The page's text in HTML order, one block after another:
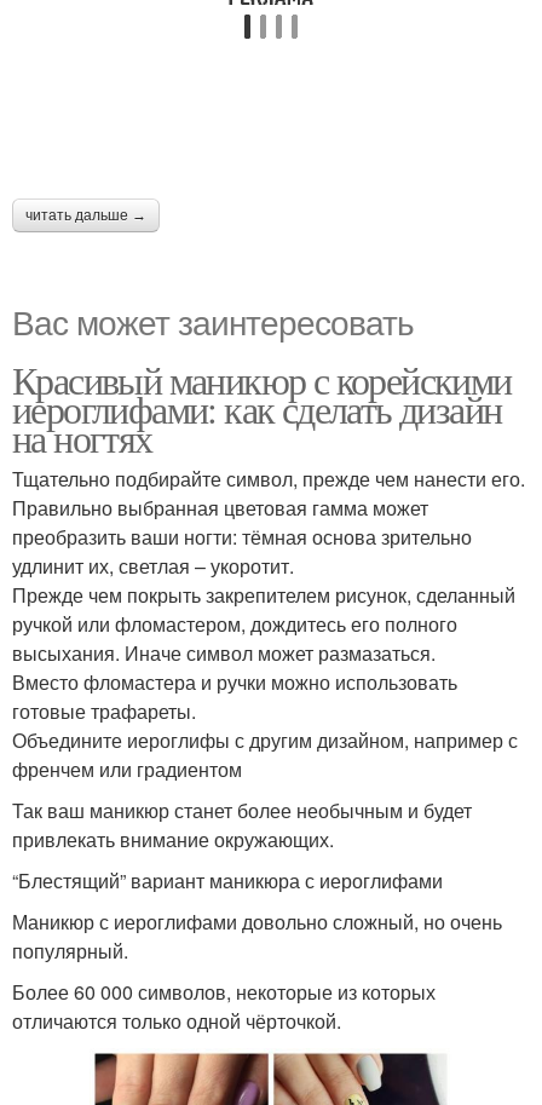
читать дальше →
Вас может заинтересовать
Красивый маникюр с корейскими
иероглифами: как сделать дизайн
на ногтях
Тщательно подбирайте символ, прежде чем нанести его.
Правильно выбранная цветовая гамма может
преобразить ваши ногти: тёмная основа зрительно
удлинит их, светлая – укоротит.
Прежде чем покрыть закрепителем рисунок, сделанный
ручкой или фломастером, дождитесь его полного
высыхания. Иначе символ может размазаться.
Вместо фломастера и ручки можно использовать
готовые трафареты.
Объедините иероглифы с другим дизайном, например с
френчем или градиентом
Так ваш маникюр станет более необычным и будет
привлекать внимание окружающих.
“Блестящий” вариант маникюра с иероглифами
Маникюр с иероглифами довольно сложный, но очень
популярный.
Более 60 000 символов, некоторые из которых
отличаются только одной чёрточкой.